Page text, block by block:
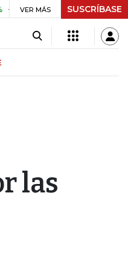
UVR $ 416,81 +$ 0,05
VER MÁS SUSCRÍBASE
las